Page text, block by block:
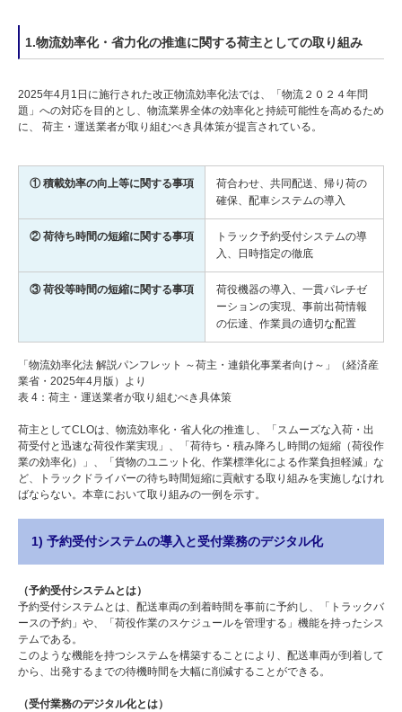
1.物流効率化・省力化の推進に関する荷主としての取り組み
2025年4月1日に施行された改正物流効率化法では、「物流２０２４年問
題」への対応を目的とし、物流業界全体の効率化と持続可能性を高めるため
に、 荷主・運送業者が取り組むべき具体策が提言されている。
① 積載効率の向上等に関する事項
荷合わせ、共同配送、帰り荷の
確保、配車システムの導入
② 荷待ち時間の短縮に関する事項
トラック予約受付システムの導
入、日時指定の徹底
③ 荷役等時間の短縮に関する事項
荷役機器の導入、一貫パレチゼ
ーションの実現、事前出荷情報
の伝達、作業員の適切な配置
「物流効率化法 解説パンフレット ～荷主・連鎖化事業者向け～」（経済産
業省・2025年4月版）より
表 4：荷主・運送業者が取り組むべき具体策
荷主としてCLOは、物流効率化・省人化の推進し、「スムーズな入荷・出
荷受付と迅速な荷役作業実現」、「荷待ち・積み降ろし時間の短縮（荷役作
業の効率化）」、「貨物のユニット化、作業標準化による作業負担軽減」な
ど、トラックドライバーの待ち時間短縮に貢献する取り組みを実施しなけれ
ばならない。本章において取り組みの一例を示す。
1) 予約受付システムの導入と受付業務のデジタル化
（予約受付システムとは）
予約受付システムとは、配送車両の到着時間を事前に予約し、「トラックバ
ースの予約」や、「荷役作業のスケジュールを管理する」機能を持ったシス
テムである。
このような機能を持つシステムを構築することにより、配送車両が到着して
から、出発するまでの待機時間を大幅に削減することができる。
（受付業務のデジタル化とは）